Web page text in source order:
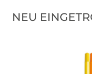
NEU